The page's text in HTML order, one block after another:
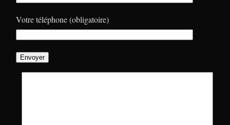
Votre téléphone (obligatoire)